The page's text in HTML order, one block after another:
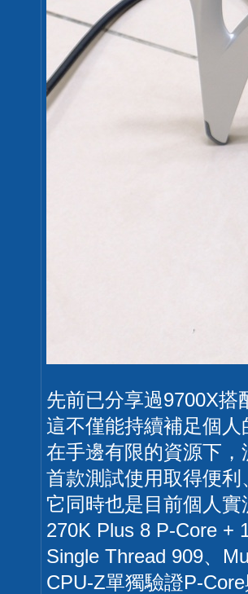
先前已分享過9700X
這不僅能持續補足個
在手邊有限的資源下
首款測試使用取得便
它同時也是目前個人
270K Plus 8 P-Core +
Single Thread 909、
CPU-Z單獨驗證P-